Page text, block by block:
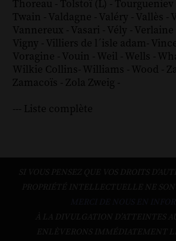
Thoreau - Tolstoï (L) - Tourgueniev
Twain - Valdagne - Valéry - Vallès -
Vannereux - Vasari - Vély - Verlaine
Vigny - Villiers de l´isle adam-
Voragine - Vouin - Weil - Wells -
Wilkie Collins- Williams - Wood -
Zamacoïs - Zola Zweig -
--- Liste complète